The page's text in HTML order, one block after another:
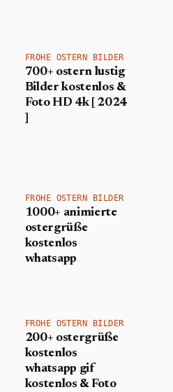
FROHE OSTERN BILDER
700+ ostern lustig
Bilder kostenlos &
Foto HD 4k [ 2024
FROHE OSTERN BILDER
1000+ animierte
ostergrüße
kostenlos
whatsapp
FROHE OSTERN BILDER
200+ ostergrüße
kostenlos
whatsapp gif
kostenlos & Foto